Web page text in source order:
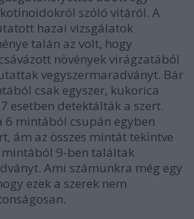
szóló vitáról. A
hazai vizsgálatok
talán az volt, hogy
növények virágzatából
vegyszermaradványt. Bár
csak egyszer, kukorica
esetben detektálták a szert.
6 mintából csupán egyben
ám az összes mintát tekintve
mintából 9-ben találtak
Ami számunkra még egy
ezek a szerek nem